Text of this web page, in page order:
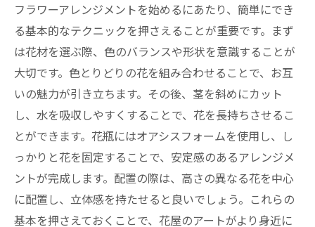
フラワーアレンジメントを始めるにあたり、簡単にでき
る基本的なテクニックを押さえることが重要です。まず
は花材を選ぶ際、色のバランスや形状を意識することが
大切です。色とりどりの花を組み合わせることで、お互
いの魅力が引き立ちます。その後、茎を斜めにカット
し、水を吸収しやすくすることで、花を長持ちさせるこ
とができます。花瓶にはオアシスフォームを使用し、し
っかりと花を固定することで、安定感のあるアレンジメ
ントが完成します。配置の際は、高さの異なる花を中心
に配置し、立体感を持たせると良いでしょう。これらの
基本を押さえておくことで、花屋のアートがより身近に